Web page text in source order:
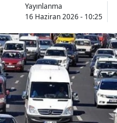
Yayınlanma
16 Haziran 2026 - 10:25